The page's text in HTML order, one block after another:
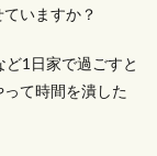
いますか？
1日家で過ごすと
て時間を潰した